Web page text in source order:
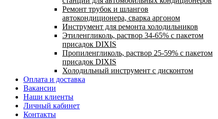
Ремонт трубок и шлангов
автокондиционера, сварка аргоном
Инструмент для ремонта холодильников
Этиленгликоль, раствор 34-65% с пакетом
присадок DIXIS
Пропиленгликоль, раствор 25-59% с пакетом
присадок DIXIS
Холодильный инструмент с дисконтом
Оплата и доставка
Вакансии
Наши клиенты
Личный кабинет
Контакты